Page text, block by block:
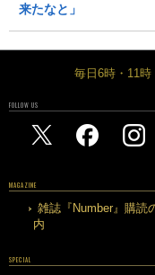
来たなと」
毎日6時・11
FOLLOW US
MAGAZINE
雑誌『Number』購読
内
SPECIAL